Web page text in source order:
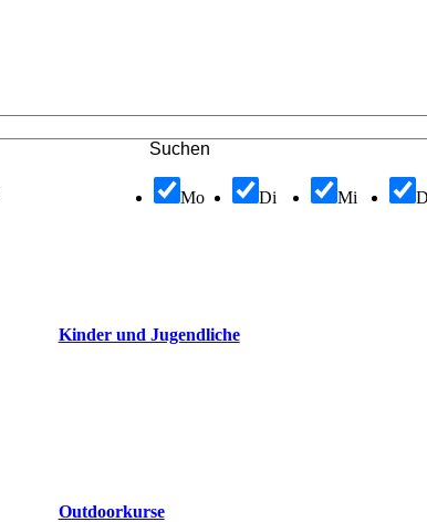
Suchen
Mo Di Mi
Kinder und Jugendliche
Outdoorkurse